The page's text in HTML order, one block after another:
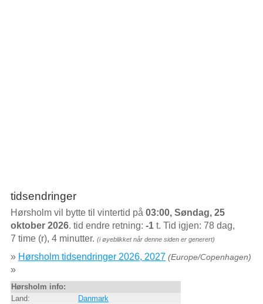
tidsendringer
Hørsholm vil bytte til vintertid på 03:00, Søndag, 25
oktober 2026. tid endre retning: -1t. Tid igjen: 78 dag,
7 time (r), 4 minutter. (i øyeblikket når denne siden er generert)
» Hørsholm tidsendringer 2026, 2027 (Europe/Copenhagen)
»
Hørsholm info:
Land:
Danmark